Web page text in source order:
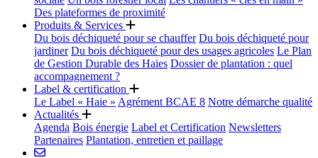
Des plateformes de proximité
Produits & Services
Du bois déchiqueté pour se chauffer Du bois déchiqueté pour
jardiner Du bois déchiqueté pour des usages agricoles Le Plan
de Gestion Durable des Haies Dossier de plantation : quel
accompagnement ?
Label & certification
Le Label « Haie » Agrément BCAE 8 Notre démarche qualité
Actualités
Agenda Bois énergie Label et Certification Newsletters
Partenaires Plantation, entretien et paillage